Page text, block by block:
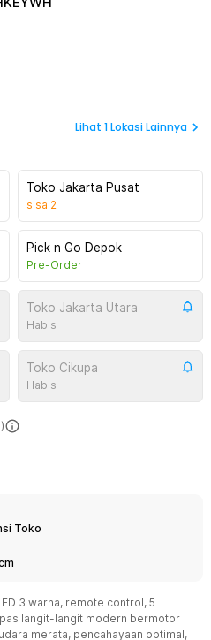
Lihat 1Lokasi Lainnya
Toko Jakarta Pusat
sisa 2
Pick n Go Depok
Pre-Order
Toko Jakarta Utara
Habis
Toko Cikupa
Habis
Toko
3 warna, remote control, 5
langit-langit modern bermotor
merata, pencahayaan optimal,